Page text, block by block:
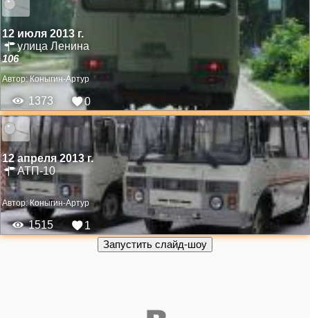
12 июля 2013 г.
улица Ленина
106
Автор:Коныгин-Артур
1373 0
12 апреля 2013 г.
АТП-10
Автор:Коныгин-Артур
1515 1